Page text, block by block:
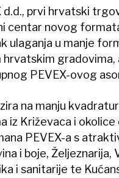
d.d., prvi hrvatski
centar novog
ulaganja u manje
hrvatskim
PEVEX-ovog
na manju
iz Križevaca i
PEVEX-a s
i boje, Željeznarija,
i sanitarije te